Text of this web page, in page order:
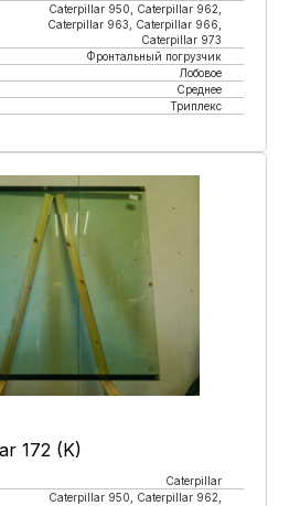
Caterpillar 950, Caterpillar 962,
Caterpillar 963, Caterpillar 966,
Caterpillar 973
Фронтальный погрузчик
Лобовое
Среднее
Триплекс
172 (K)
Caterpillar
Caterpillar 950, Caterpillar 962,